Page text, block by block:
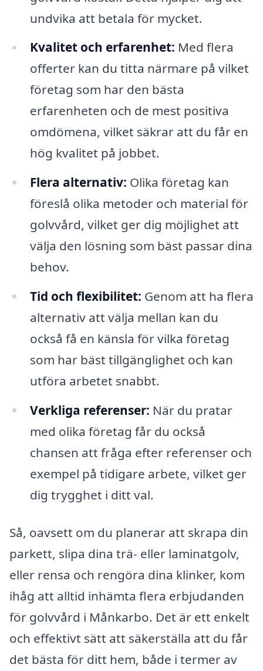
undvika att betala för mycket.
Kvalitet och erfarenhet: Med flera
offerter kan du titta närmare på vilket
företag som har den bästa
erfarenheten och de mest positiva
omdömena, vilket säkrar att du får en
hög kvalitet på jobbet.
Flera alternativ: Olika företag kan
föreslå olika metoder och material för
golvvård, vilket ger dig möjlighet att
välja den lösning som bäst passar dina
behov.
Tid och flexibilitet: Genom att ha flera
alternativ att välja mellan kan du
också få en känsla för vilka företag
som har bäst tillgänglighet och kan
utföra arbetet snabbt.
Verkliga referenser: När du pratar
med olika företag får du också
chansen att fråga efter referenser och
exempel på tidigare arbete, vilket ger
dig trygghet i ditt val.
Så, oavsett om du planerar att skrapa din
parkett, slipa dina trä- eller laminatgolv,
eller rensa och rengöra dina klinker, kom
ihåg att alltid inhämta flera erbjudanden
för golvvård i Månkarbo. Det är ett enkelt
och effektivt sätt att säkerställa att du får
det bästa för ditt hem, både i termer av